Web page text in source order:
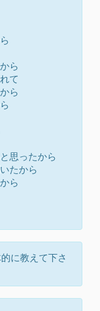
ら
て
ら
思ったから
たから
ら
に教えて下さ